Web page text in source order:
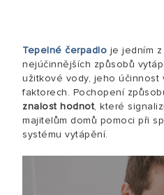
Tepelné čerpadlo je jedním
nejúčinnějších způsobů
užitkové vody, jeho účinnost
faktorech. Pochopení
znalost hodnot, které
majitelům domů pomoci při
systému vytápění.